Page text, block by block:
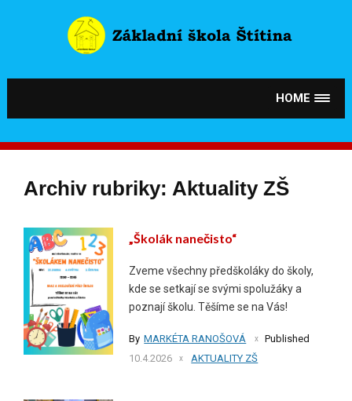
content
HOME
Archiv rubriky: Aktuality ZŠ
„Školák nanečisto“
Zveme všechny předškoláky do školy,
kde se setkají se svými spolužáky a
poznají školu. Těšíme se na Vás!
By MARKÉTA RANOŠOVÁ
Published
10.4.2026
AKTUALITY ZŠ